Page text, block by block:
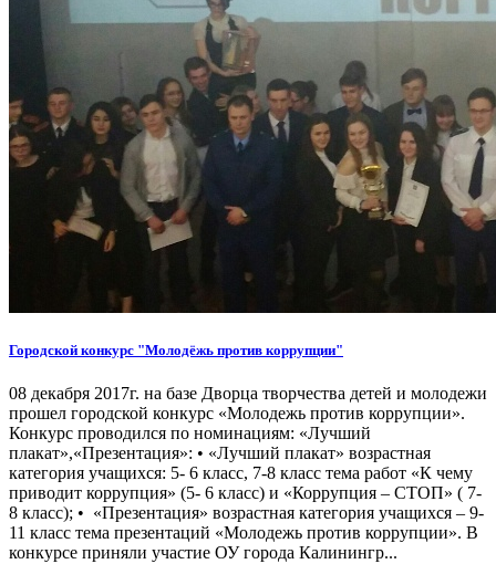
Городской конкурс "Молодёжь против коррупции"
08 декабря 2017г. на базе Дворца творчества детей и молодежи
прошел городской конкурс «Молодежь против коррупции».
Конкурс проводился по номинациям: «Лучший
плакат»,«Презентация»: • «Лучший плакат» возрастная
категория учащихся: 5- 6 класс, 7-8 класс тема работ «К чему
приводит коррупция» (5- 6 класс) и «Коррупция – СТОП» ( 7-
8 класс); • «Презентация» возрастная категория учащихся – 9-
11 класс тема презентаций «Молодежь против коррупции». В
конкурсе приняли участие ОУ города Калинингр...